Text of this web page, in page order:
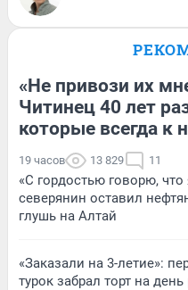
«Не привози их
Читинец 40 лет
которые всегда к
19 часов 13 829 11
«С гордостью говорю,
северянин оставил
глушь на Алтай
«Заказали на 3-летие»:
турок забрал торт на